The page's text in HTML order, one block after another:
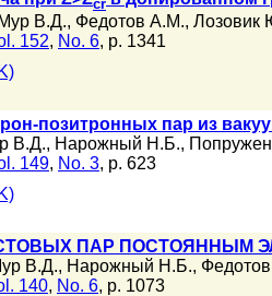
cr
Мур В.Д., Федотов А.М., Лозовик
152, No. 6, p. 1341
позитронных пар из
В.Д., Нарожный Н.Б.,
149, No. 3, p. 623
ПАР ПОСТОЯННЫМ
В.Д., Нарожный Н.Б.,
140, No. 6, p. 1073